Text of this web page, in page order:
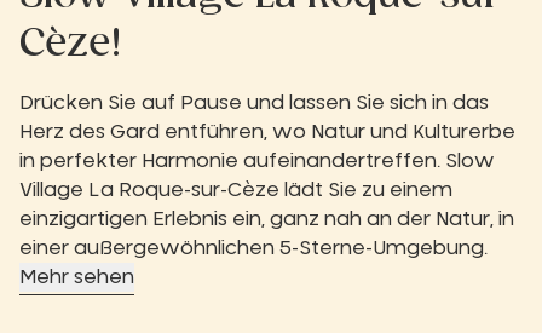
Cèze!
Drücken Sie auf Pause und lassen Sie sich in das
Herz des Gard entführen, wo Natur und Kulturerbe
in perfekter Harmonie aufeinandertreffen. Slow
Village La Roque-sur-Cèze lädt Sie zu einem
einzigartigen Erlebnis ein, ganz nah an der Natur, in
einer außergewöhnlichen 5-Sterne-Umgebung.
Mehr sehen